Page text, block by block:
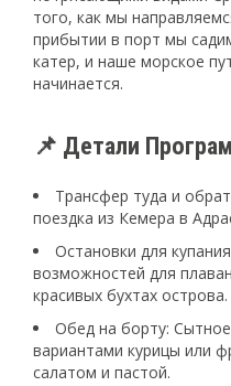
того, как мы
прибытии в порт мы
катер, и наше морское
начинается.
📌 Детали
Трансфер туда и
поездка из Кемера в
Остановки для
возможностей для
красивых бухтах острова.
Обед на борту:
вариантами курицы или
салатом и пастой.